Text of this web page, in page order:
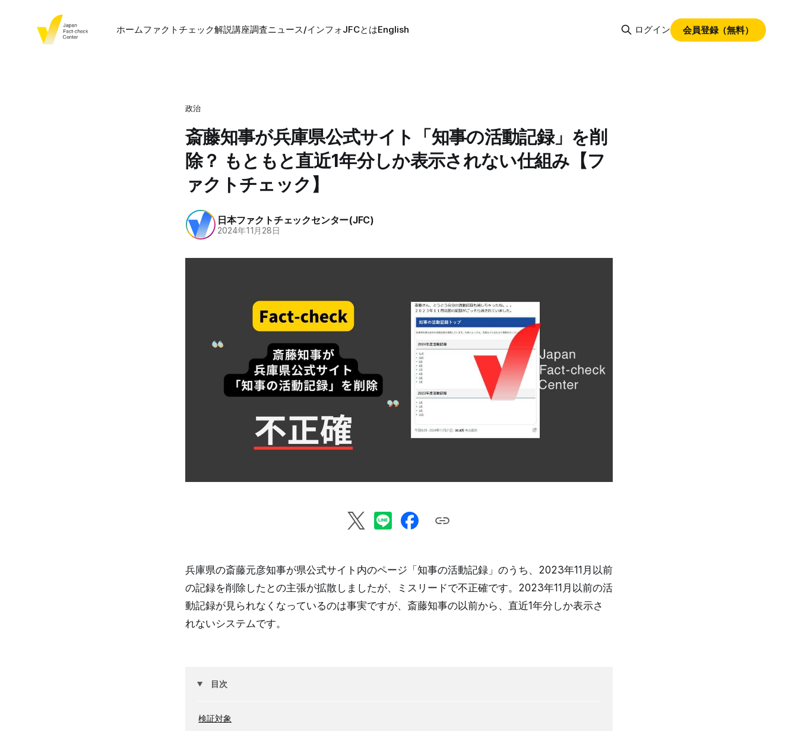
ホームファクトチェック解説講座調査ニュース/インフォJFCとはEnglish ログイン 会員登録（無料）
政治
斎藤知事が兵庫県公式サイト「知事の活動記録」を削
除？ もともと直近1年分しか表示されない仕組み【フ
ァクトチェック】
日本ファクトチェックセンター(JFC)
2024年11月28日
兵庫県の斎藤元彦知事が県公式サイト内のページ「知事の活動記録」のうち、2023年11月以前
の記録を削除したとの主張が拡散しましたが、ミスリードで不正確です。2023年11月以前の活
動記録が見られなくなっているのは事実ですが、斎藤知事の以前から、直近1年分しか表示さ
れないシステムです。
目次
検証対象